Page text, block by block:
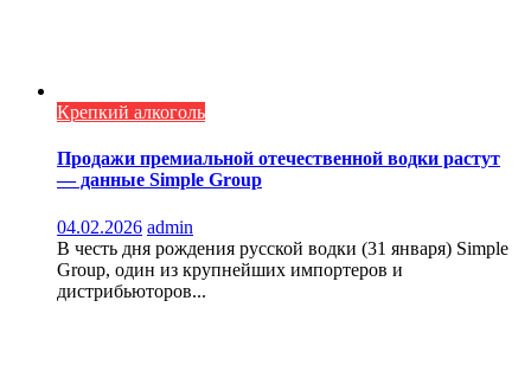
Крепкий алкоголь
Продажи премиальной отечественной водки растут
— данные Simple Group
04.02.2026 admin
В честь дня рождения русской водки (31 января) Simple
Group, один из крупнейших импортеров и
дистрибьюторов...